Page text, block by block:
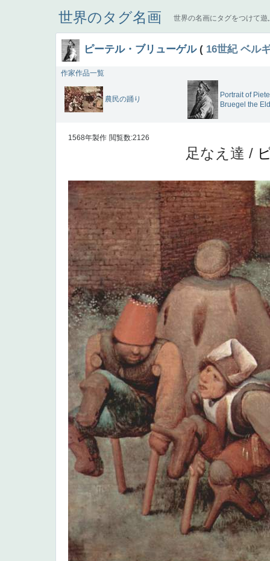
世界のタグ名画 世界の名画にタグをつけて遊
ピーテル・ブリューゲル( 16世紀 ベル
作家作品一覧
農民の踊り
Portrait of
Bruegel the
1568年製作 閲覧数:2126
足なえ達 /